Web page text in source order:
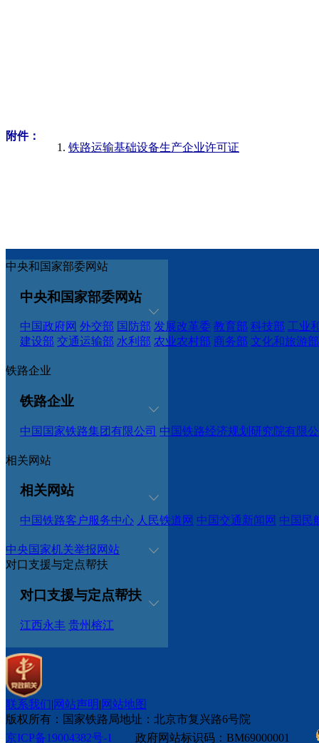
附件：
铁路运输基础设备生产企业许可证
中央和国家部委网站
中央和国家部委网站
中国政府网 外交部 国防部 发展改革委 教育部 科技部 工业
建设部 交通运输部 水利部 农业农村部 商务部 文化和旅游部
铁路企业
铁路企业
中国国家铁路集团有限公司 中国铁路经济规划研究院有限
相关网站
相关网站
中国铁路客户服务中心 人民铁道网 中国交通新闻网 中国民
中央国家机关举报网站
对口支援与定点帮扶
对口支援与定点帮扶
江西永丰 贵州榕江
联系我们|网站声明|网站地图
版权所有：国家铁路局地址：北京市复兴路6号院
京ICP备19004382号-1
政府网站标识码：BM69000001